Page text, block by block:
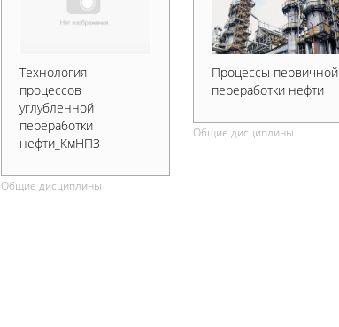
Технология
процессов
углубленной
переработки
нефти_КмНПЗ
Общие дисциплины
Процессы первичной
переработки нефти
Общие дисциплины